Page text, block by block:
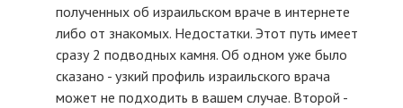
полученных об израильском враче в интернете
либо от знакомых. Недостатки. Этот путь имеет
сразу 2 подводных камня. Об одном уже было
сказано - узкий профиль израильского врача
может не подходить в вашем случае. Второй -